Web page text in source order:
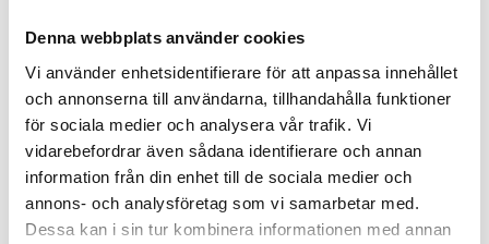
Denna webbplats använder cookies
Vi använder enhetsidentifierare för att anpassa innehållet
och annonserna till användarna, tillhandahålla funktioner
för sociala medier och analysera vår trafik. Vi
vidarebefordrar även sådana identifierare och annan
information från din enhet till de sociala medier och
annons- och analysföretag som vi samarbetar med.
Dessa kan i sin tur kombinera informationen med annan